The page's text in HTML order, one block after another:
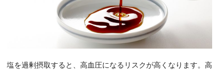
塩を過剰摂取すると、高血圧になるリスクが高くなります。高